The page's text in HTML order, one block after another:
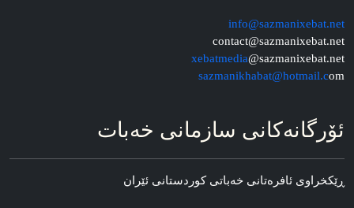
info@sazmanixebat.net
contact@sazmanixebat.net
xebatmedia@sazmanixebat.net
sazmanikhabat@hotmail.com
ئۆرگانه‌کانی سازمانی خه‌بات
ڕێکخراوی ئافره‌تانی خه‌باتی کوردستانی ئێران